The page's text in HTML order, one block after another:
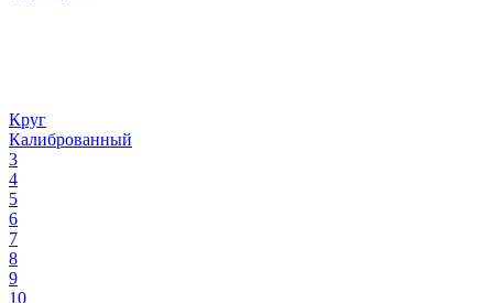
Круг
Калиброванный
3
4
5
6
7
8
9
10